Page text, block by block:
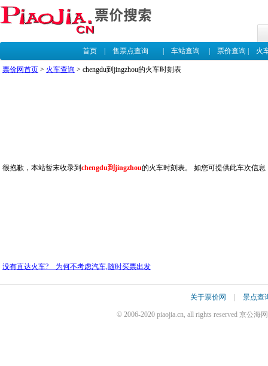
首页| 售票点查询 车站查询 票价查询 火
票价网首页 > 火车查询 > chengdu到jingzhou的火车时刻表
很抱歉，本站暂末收录到 chengdu到jingzhou的火车时刻表。 如您可提供此车次信息
没有直达火车? 为何不考虑汽车,随时买票出发
关于票价网 景点查
© 2006-2020 piaojia.cn, all rights reserved 京公海